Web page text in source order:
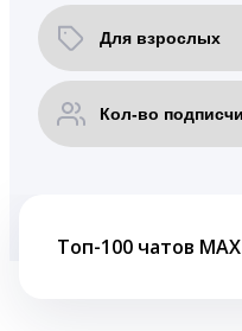
Топ-100 чатов MAX